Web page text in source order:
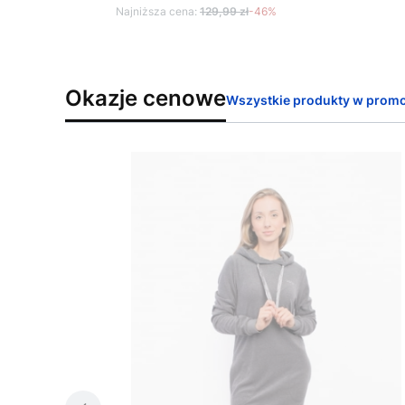
Najniższa cena: 129,99 zł-46%
Okazje cenoweWszystkie produkty w